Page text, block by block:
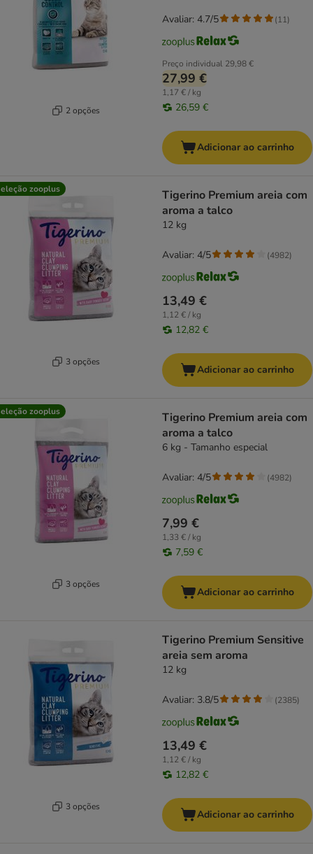
2 opções
Preço individual 29,98 €
27,99 €
1,17 € / kg
26,59 €
Avaliar: 4.7/5 (11)
Adicionar ao carrinho
zooplus
3 opções
Tigerino Premium areia com
aroma a talco
12 kg
13,49 €
1,12 € / kg
12,82 €
Avaliar: 4/5 (4982)
Adicionar ao carrinho
zooplus
3 opções
Tigerino Premium areia com
aroma a talco
6 kg - Tamanho especial
7,99 €
1,33 € / kg
7,59 €
Avaliar: 4/5 (4982)
Adicionar ao carrinho
3 opções
Tigerino Premium Sensitive
areia sem aroma
12 kg
13,49 €
1,12 € / kg
12,82 €
Avaliar: 3.8/5 (2385)
Adicionar ao carrinho